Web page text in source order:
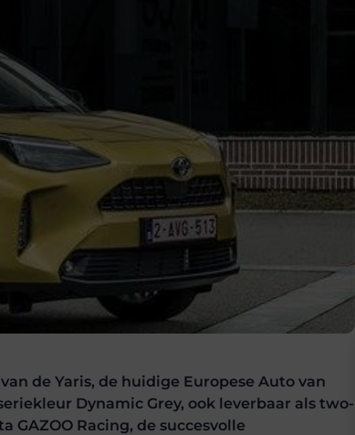
de Yaris, de huidige Europese Auto van
Dynamic Grey, ook leverbaar als two-
Racing, de succesvolle